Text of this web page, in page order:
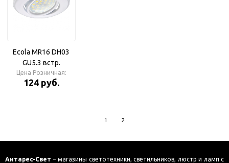
Ecola MR16 DH03
GU5.3 встр.
поворотный
выпуклый Белый
Цена Розничная:
124 руб.
1 2
Антарес-Свет – магазины светотехники, светильников, люстр и ламп с